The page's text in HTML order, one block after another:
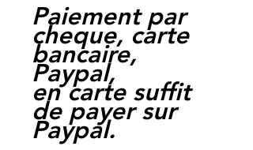
Paiement par
cheque, carte
bancaire,
Paypal,
en carte suffit
de payer sur
Paypal.